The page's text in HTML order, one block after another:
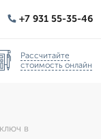
+7 931 55-35-46
Рассчитайте
стоимость онлайн
в